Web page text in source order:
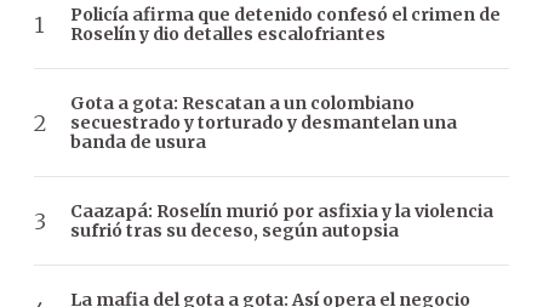
Policía afirma que detenido confesó el crimen de
Roselín y dio detalles escalofriantes
Gota a gota: Rescatan a un colombiano
secuestrado y torturado y desmantelan una
banda de usura
Caazapá: Roselín murió por asfixia y la violencia
sufrió tras su deceso, según autopsia
La mafia del gota a gota: Así opera el negocio